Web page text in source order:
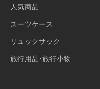
人気商品
スーツケース
リュックサック
旅行用品･旅行小物